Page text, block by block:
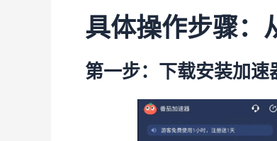
具体操作步骤：
第一步：下载安装加速